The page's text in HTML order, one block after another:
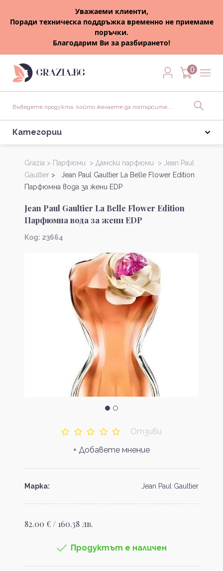
Уважаеми клиенти,
Поради техническа поддръжка временно не приемаме
поръчки.
Благодарим Ви за разбирането!
0
Категории
Grazia > Парфюми > Дамски парфюми > Jean Paul
Gaultier > Jean Paul Gaultier La Belle Flower Edition
Парфюмна вода за жени EDP
Jean Paul Gaultier La Belle Flower Edition
Парфюмна вода за жени EDP
Kод: 23664
Отзиви
+ Добавете мнение
Марка: Jean Paul Gaultier
82.00 € / 160.38 лв.
Продуктът е наличен